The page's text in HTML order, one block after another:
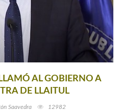
AL GOBIERNO A
DE LLAITUL
Saavedra 12982